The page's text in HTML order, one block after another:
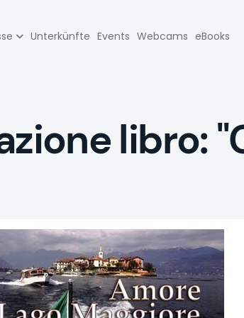
Unterkünfte Events Webcams eBooks
libro: